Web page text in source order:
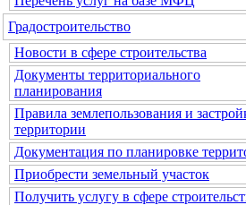
Градостроительство
Новости в сфере строительства
Документы территориального
планирования
Правила землепользования и
территории
Документация по планировке
Приобрести земельный участок
Получить услугу в сфере